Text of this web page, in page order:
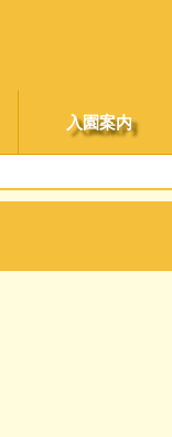
入園案内